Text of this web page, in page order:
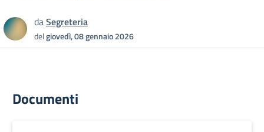
daSegreteria
delgiovedì, 08 gennaio 2026
Documenti